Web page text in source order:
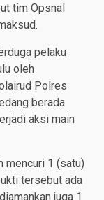
tim Opsnal
pelaku
oleh
Polres
berada
aksi main
mencuri 1 (satu)
tersebut ada
juga 1